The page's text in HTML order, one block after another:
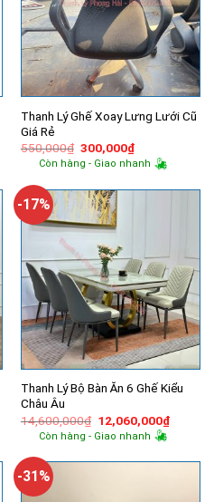
Thanh Lý Ghế Xoay Lưng Lưới Cũ
Giá Rẻ
550,000₫ Giá
gốc
là:
300,000₫Giá
hiện
tại
300,000₫.
Còn hàng - Giao nhanh
-17%
Thanh Lý Bộ Bàn Ăn 6 Ghế Kiểu
Châu Âu
14,600,000₫ Giá
gốc
là:
12,060,000₫Giá
hiện
Còn hàng - Giao nhanh
-31%